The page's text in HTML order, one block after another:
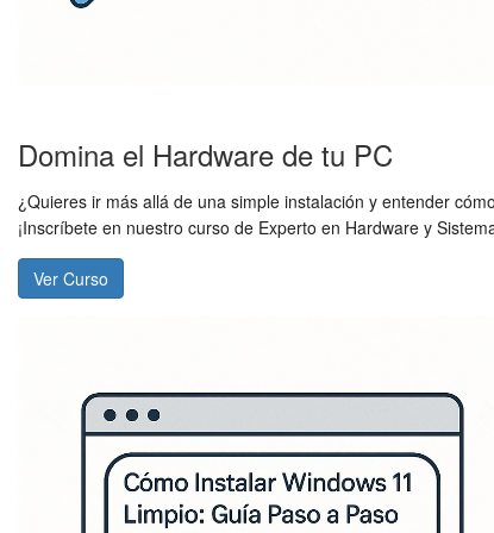
Domina el Hardware de tu PC
¿Quieres ir más allá de una simple instalación y entender
¡Inscríbete en nuestro curso de Experto en Hardware y
Ver Curso